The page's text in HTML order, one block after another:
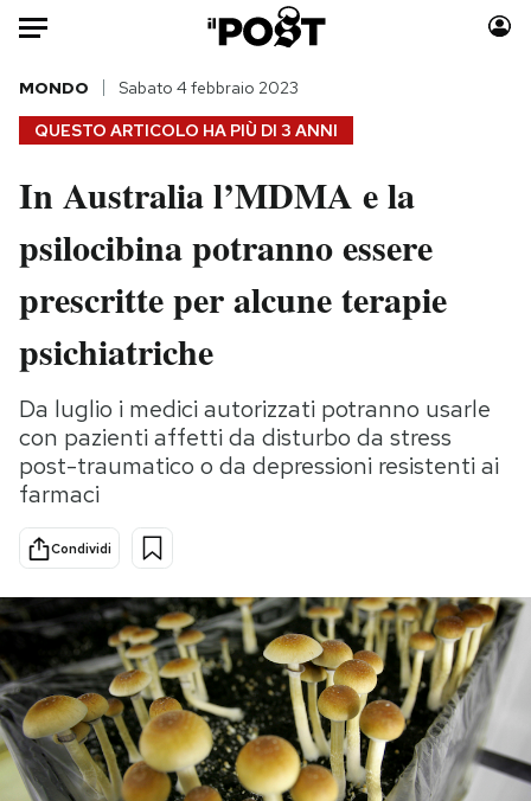
Auto
HOME
Italia
Politica
Tecnologia
Scienza
Cultura
Economia
Sport
Moda
Consumismi
Storie/Idee
Europa
Altrecose
Mondiali calcio 2026
NEWSLETTER
I MIEI PREFERITI
QUESTO ARTICOLO HA PIÙ DI 3 ANNI
MONDO Sabato 4 febbraio 2023
In Australia l’MDMA e la
psilocibina potranno essere
prescritte per alcune terapie
psichiatriche
Da luglio i medici autorizzati potranno usarle
con pazienti affetti da disturbo da stress
post-traumatico o da depressioni resistenti ai
farmaci
Condividi